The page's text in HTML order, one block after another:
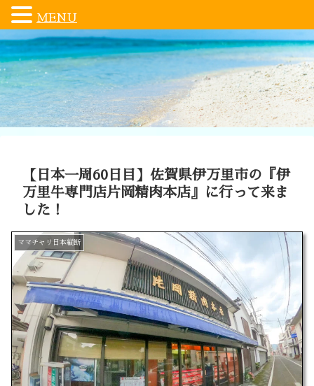
【日本一周60日目】佐賀県伊万里市の『伊
万里牛専門店片岡精肉本店』に行って来ま
した！
ママチャリ日本縦断
MENU